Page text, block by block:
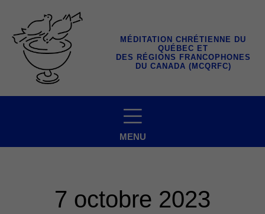
contenu
MÉDITATION CHRÉTIENNE DU
QUÉBEC ET
DES RÉGIONS FRANCOPHONES
DU CANADA (MCQRFC)
MENU
7 octobre 2023